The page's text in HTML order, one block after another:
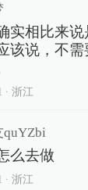
实相比来
该说，不
∙ 浙江
么去做
∙ 浙江